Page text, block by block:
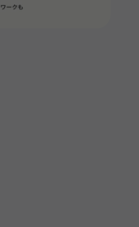
されるんですよ。中途か